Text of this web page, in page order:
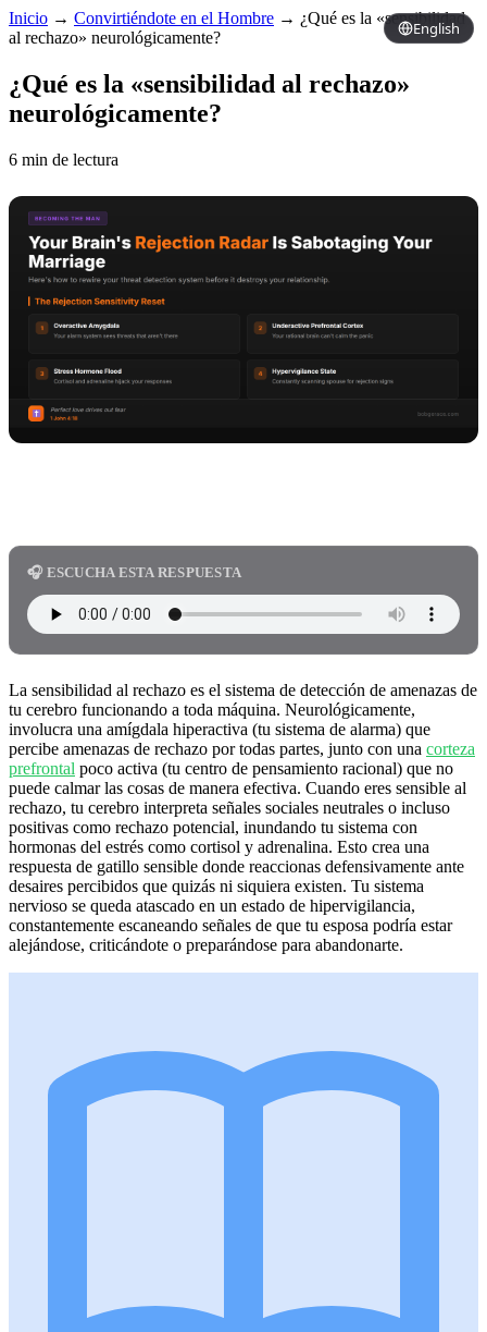
English
Inicio → Convirtiéndote en el Hombre → ¿Qué es la «sensibilidad
al rechazo» neurológicamente?
¿Qué es la «sensibilidad al rechazo»
neurológicamente?
6 min de lectura
🎧 ESCUCHA ESTA RESPUESTA
La sensibilidad al rechazo es el sistema de detección de amenazas de
tu cerebro funcionando a toda máquina. Neurológicamente,
involucra una amígdala hiperactiva (tu sistema de alarma) que
percibe amenazas de rechazo por todas partes, junto con una corteza
prefrontal poco activa (tu centro de pensamiento racional) que no
puede calmar las cosas de manera efectiva. Cuando eres sensible al
rechazo, tu cerebro interpreta señales sociales neutrales o incluso
positivas como rechazo potencial, inundando tu sistema con
hormonas del estrés como cortisol y adrenalina. Esto crea una
respuesta de gatillo sensible donde reaccionas defensivamente ante
desaires percibidos que quizás ni siquiera existen. Tu sistema
nervioso se queda atascado en un estado de hipervigilancia,
constantemente escaneando señales de que tu esposa podría estar
alejándose, criticándote o preparándose para abandonarte.